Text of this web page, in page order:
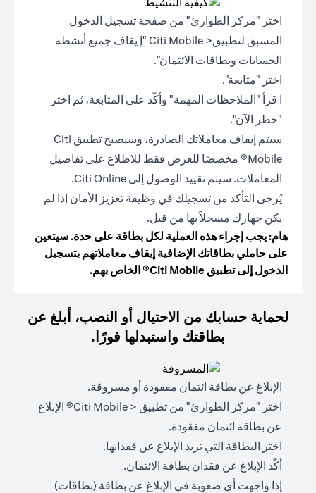
اختر "مركز الطوارئ" من صفحة تسجيل الدخول
المسبق لتطبيق< Citi Mobile "إ يقاف جميع أنشطة
الحسابات وبطاقات الائتمان".
اختر "متابعة".
ا قرأ "الملاحظات المهمة" وأكّد على المتابعة، ثم اختر
"حظر الآن".
سيتم إيقاف معاملاتك الصادرة، وسيصبح تطبيق Citi
Mobile® مخصصًا للعرض فقط للاطلاع على تفاصيل
المعاملات. سيتم تقييد الوصول إلى Citi Online.
يُرجى التأكد من تسجيلك في وظيفة تعزيز الأمان إذا لم
يكن جهازك مسجلاً بها من قبل.
هام: يجب إجراء هذه العملية لكل بطاقة على حدة. سيتعين
على حاملي بطاقاتك الإضافية إيقاف معاملاتهم بتسجيل
الدخول إلى تطبيق Citi Mobile® الخاص بهم.
لحماية حسابك من الاحتيال أو النصب، أبلغ عن
بطاقتك واستبدلها فورًا.
الإبلاغ عن بطاقة ائتمان مفقودة أو مسروقة.
اختر "مركز الطوارئ" من تطبيق < Citi Mobile® الإبلاغ
عن بطاقة ائتمان مفقودة.
اختر البطاقة التي تريد الإبلاغ عن فقدانها.
أكّد الإبلاغ عن فقدان بطاقة الائتمان.
إذا واجهت أي صعوبة في الإبلاغ عن بطاقة (بطاقات)